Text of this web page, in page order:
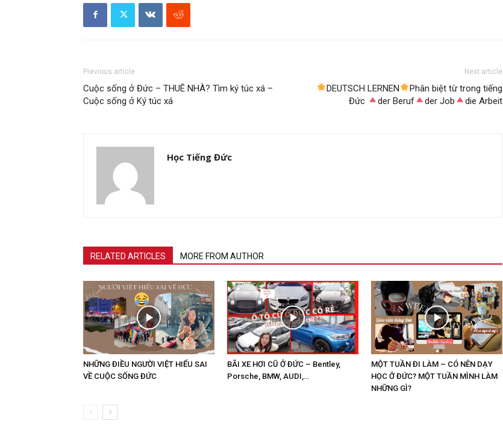
Previous article
Cuộc sống ở Đức – THUÊ NHÀ? Tìm ký túc xá –
Cuộc sống ở Ký túc xá
Next article
DEUTSCH LERNEN
Phân biệt từ trong tiếng
Đức
der Beruf der Job die Arbeit
Học Tiếng Đức
RELATED ARTICLES MORE FROM AUTHOR
NHỮNG ĐIỀU NGƯỜI VIỆT HIỂU SAI
VỀ CUỘC SỐNG ĐỨC
BÃI XE HƠI CŨ Ở ĐỨC – Bentley,
Porsche, BMW, AUDI,…
MỘT TUẦN ĐI LÀM – CÓ NÊN DẠY
HỌC Ở ĐỨC? MỘT TUẦN MÌNH LÀM
NHỮNG GÌ?